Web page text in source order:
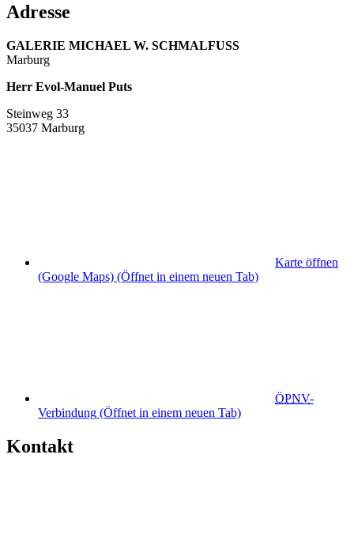
Adresse
GALERIE MICHAEL W. SCHMALFUSS
Marburg
Herr Evol-Manuel Puts
Steinweg 33
35037 Marburg
Karte öffnen
(Google Maps) (Öffnet in einem neuen Tab)
ÖPNV-
Verbindung (Öffnet in einem neuen Tab)
Kontakt